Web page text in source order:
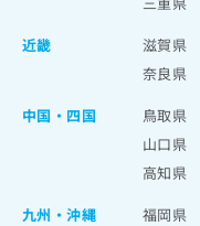
近畿
滋賀県
奈良県
中国・四国
鳥取県
山口県
高知県
九州・沖縄
福岡県